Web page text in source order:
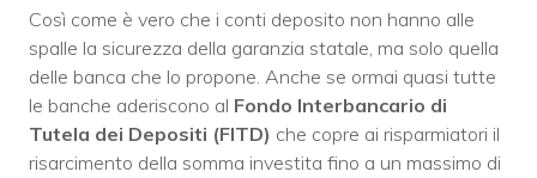
Così come è vero che i conti deposito non hanno alle
spalle la sicurezza della garanzia statale, ma solo quella
delle banca che lo propone. Anche se ormai quasi tutte
le banche aderiscono al Fondo Interbancario di
Tutela dei Depositi (FITD) che copre ai risparmiatori il
risarcimento della somma investita fino a un massimo di